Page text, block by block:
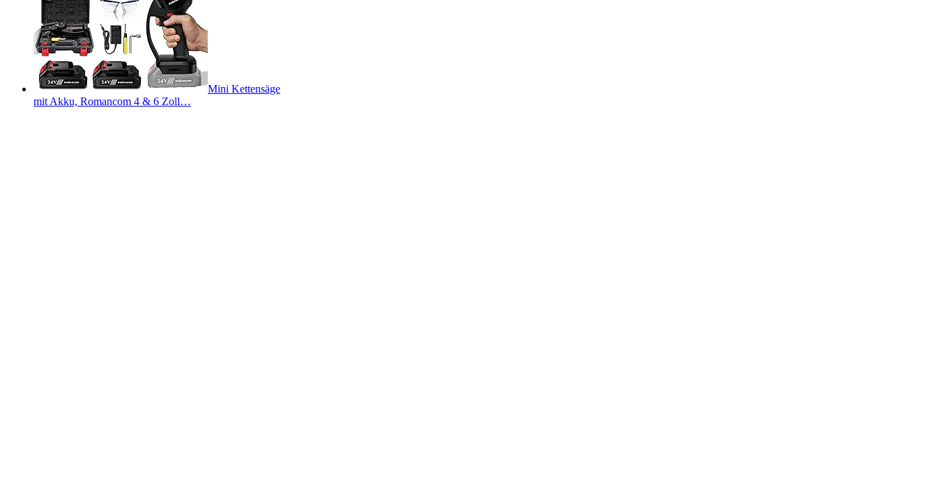
Mini Kettensäge
mit Akku, Romancom 4 & 6 Zoll…